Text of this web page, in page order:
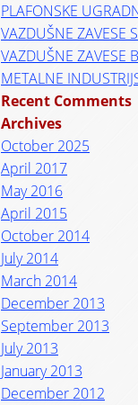
PLAFONSKE
VAZDUŠNE ZAVESE
VAZDUŠNE ZAVESE
METALNE
Recent Comments
Archives
October 2025
April 2017
May 2016
April 2015
October 2014
July 2014
March 2014
December 2013
September 2013
July 2013
January 2013
December 2012